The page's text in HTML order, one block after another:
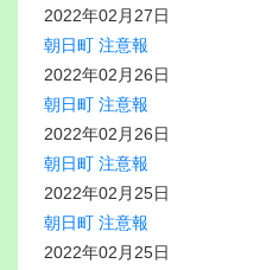
2022年02月27日
朝日町 注意報
2022年02月26日
朝日町 注意報
2022年02月26日
朝日町 注意報
2022年02月25日
朝日町 注意報
2022年02月25日